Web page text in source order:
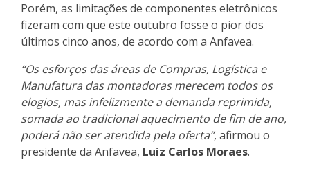
Porém, as limitações de componentes eletrônicos
fizeram com que este outubro fosse o pior dos
últimos cinco anos, de acordo com a Anfavea.
“Os esforços das áreas de Compras, Logística e
Manufatura das montadoras merecem todos os
elogios, mas infelizmente a demanda reprimida,
somada ao tradicional aquecimento de fim de ano,
poderá não ser atendida pela oferta”, afirmou o
presidente da Anfavea, Luiz Carlos Moraes.